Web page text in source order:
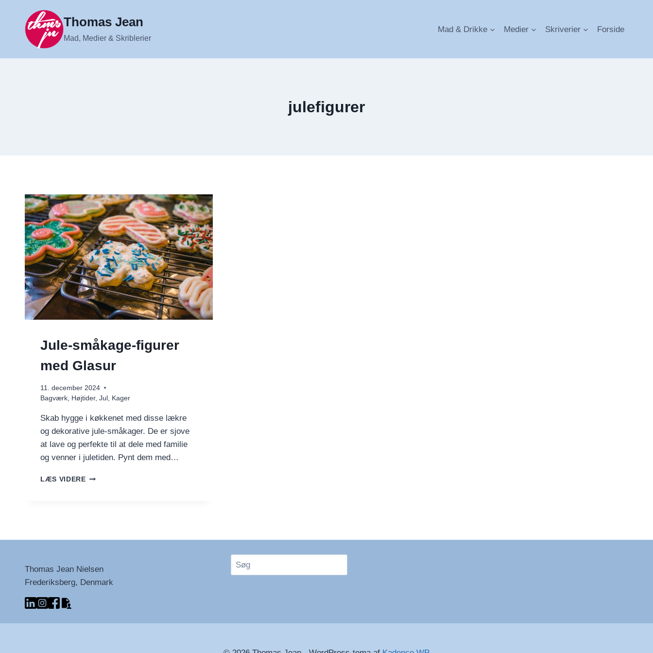
indhold
Thomas Jean
Mad, Medier & Skriblerier
Mad & Drikke Medier Skriverier Forside
julefigurer
Jule-småkage-figurer
med Glasur
11. december 2024
Bagværk
Højtider, Jul Kager
Skab hygge i køkkenet med disse lækre
og dekorative jule-småkager. De er sjove
at lave og perfekte til at dele med familie
og venner i juletiden. Pynt dem med…
LÆS VIDEREJULE-
Thomas Jean Nielsen
Frederiksberg, Denmark
Søg